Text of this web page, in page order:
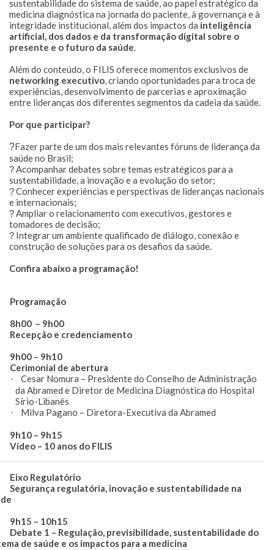
sustentabilidade do sistema de saúde, ao papel estratégico da
medicina diagnóstica na jornada do paciente, à governança e à
integridade institucional, além dos impactos da inteligência
artificial, dos dados e da transformação digital sobre o
presente e o futuro da saúde.
Além do conteúdo, o FILIS oferece momentos exclusivos de
networking executivo, criando oportunidades para troca de
experiências, desenvolvimento de parcerias e aproximação
entre lideranças dos diferentes segmentos da cadeia da saúde.
Por que participar?
?Fazer parte de um dos mais relevantes fóruns de liderança da
saúde no Brasil;
?Acompanhar debates sobre temas estratégicos para a
sustentabilidade, a inovação e a evolução do setor;
?Conhecer experiências e perspectivas de lideranças nacionais
e internacionais;
?Ampliar o relacionamento com executivos, gestores e
tomadores de decisão;
? Integrar um ambiente qualificado de diálogo, conexão e
construção de soluções para os desafios da saúde.
Confira abaixo a programação!
– 9h00
e credenciamento
– 9h10
de abertura
·
Cesar Nomura – Presidente do Conselho de Administração
da Abramed e Diretor de Medicina Diagnóstica do Hospital
Sírio-Libanês
· Milva Pagano – Diretora-Executiva da Abramed
– 9h15
– 10 anos do FILIS
Regulatório
regulatória, inovação e sustentabilidade na
– 10h15
1 – Regulação, previsibilidade, sustentabilidade do
de saúde e os impactos para a medicina